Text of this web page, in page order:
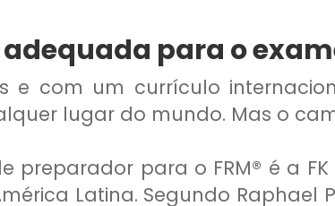
para o
e com um currículo
lugar do mundo. Mas o
preparador para o FRM® é a
Latina. Segundo Raphael